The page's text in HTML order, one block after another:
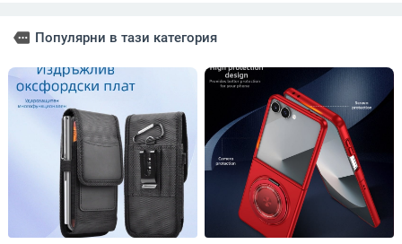
more Популярни в тази категория